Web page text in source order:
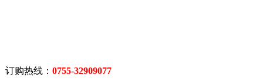
订购热线： 0755-32909077